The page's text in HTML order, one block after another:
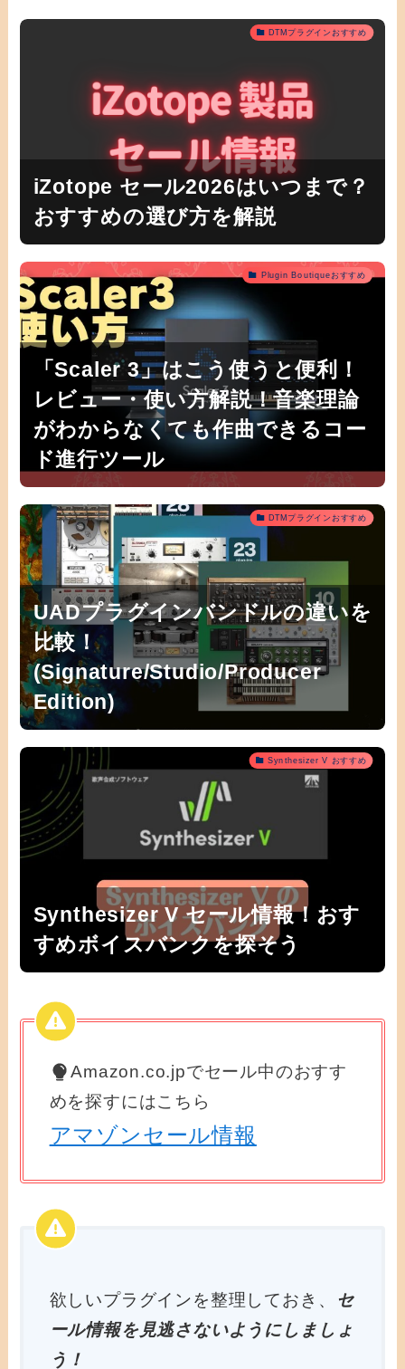
DTMプラグインおすすめ
iZotope セール2026はいつまで？
おすすめの選び方を解説
Plugin Boutiqueおすすめ
「Scaler 3」はこう使うと便利！
レビュー・使い方解説！音楽理論
がわからなくても作曲できるコー
ド進行ツール
DTMプラグインおすすめ
UADプラグインバンドルの違いを
比較！
(Signature/Studio/Producer
Edition)
Synthesizer V おすすめ
Synthesizer V セール情報！おす
すめボイスバンクを探そう
Amazon.co.jpでセール中のおすす
めを探すにはこちら
アマゾンセール情報
欲しいプラグインを整理しておき、
セ
ール情報を見逃さないようにしましょ
う！